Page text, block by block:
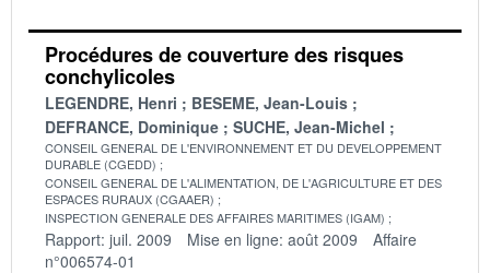
Procédures de couverture des risques
conchylicoles
LEGENDRE, Henri
BESEME, Jean-Louis
DEFRANCE, Dominique
SUCHE, Jean-Michel
CONSEIL GENERAL DE L'ENVIRONNEMENT ET DU DEVELOPPEMENT
DURABLE (CGEDD)
CONSEIL GENERAL DE L'ALIMENTATION, DE L'AGRICULTURE ET DES
ESPACES RURAUX (CGAAER)
INSPECTION GENERALE DES AFFAIRES MARITIMES (IGAM)
Rapport: juil. 2009 Mise en ligne: août 2009
Affaire
n°006574-01